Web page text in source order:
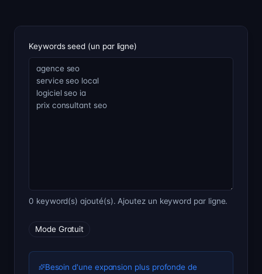
Keywords seed (un par ligne)
0 keyword(s) ajouté(s). Ajoutez un keyword par ligne.
Mode Gratuit
Besoin d'une expansion plus profonde de